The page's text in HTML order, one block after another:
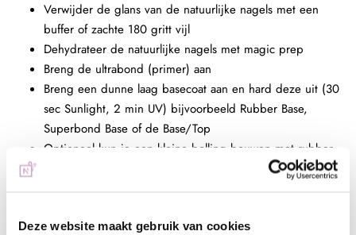
Deze website maakt gebruik van cookies
Verwijder de glans van de natuurlijke nagels met een
buffer of zachte 180 gritt vijl
Dehydrateer de natuurlijke nagels met magic prep
Breng de ultrabond (primer) aan
Breng een dunne laag basecoat aan en hard deze uit (30
sec Sunlight, 2 min UV) bijvoorbeeld Rubber Base,
Superbond Base of de Base/Top
Optioneel kun je een kleine bolling bouwen met rubber
base of structure gel en hard deze uit (30 sec Sunlight, 2
(bijvoorbeeld zwart) en hard deze uit (30 sec Sunlight, 2